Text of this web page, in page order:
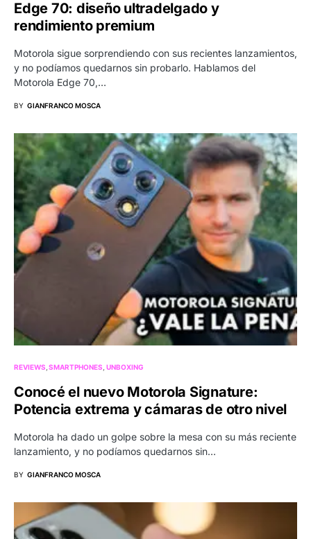
Edge 70: diseño ultradelgado y
rendimiento premium
Motorola sigue sorprendiendo con sus recientes lanzamientos,
y no podíamos quedarnos sin probarlo. Hablamos del
Motorola Edge 70,…
BY GIANFRANCO MOSCA
REVIEWS SMARTPHONES UNBOXING
Conocé el nuevo Motorola Signature:
Potencia extrema y cámaras de otro nivel
Motorola ha dado un golpe sobre la mesa con su más reciente
lanzamiento, y no podíamos quedarnos sin…
BY GIANFRANCO MOSCA